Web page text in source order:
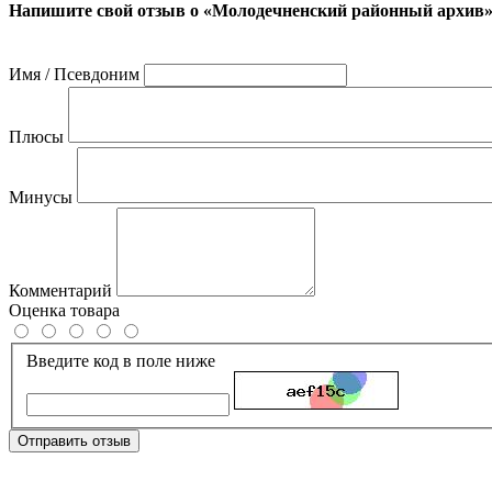
Напишите свой отзыв о «Молодечненский районный архив»
Имя / Псевдоним
Плюсы
Минусы
Комментарий
Оценка товара
Введите код в поле ниже
Отправить отзыв